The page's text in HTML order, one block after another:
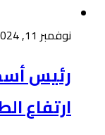
نوفمبر 11, 2024
رئيس
ارتفاع